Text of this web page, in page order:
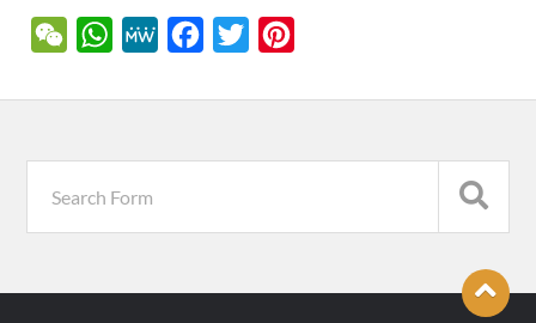
WeChatWhatsApp
MeWe Facebook
Twitter